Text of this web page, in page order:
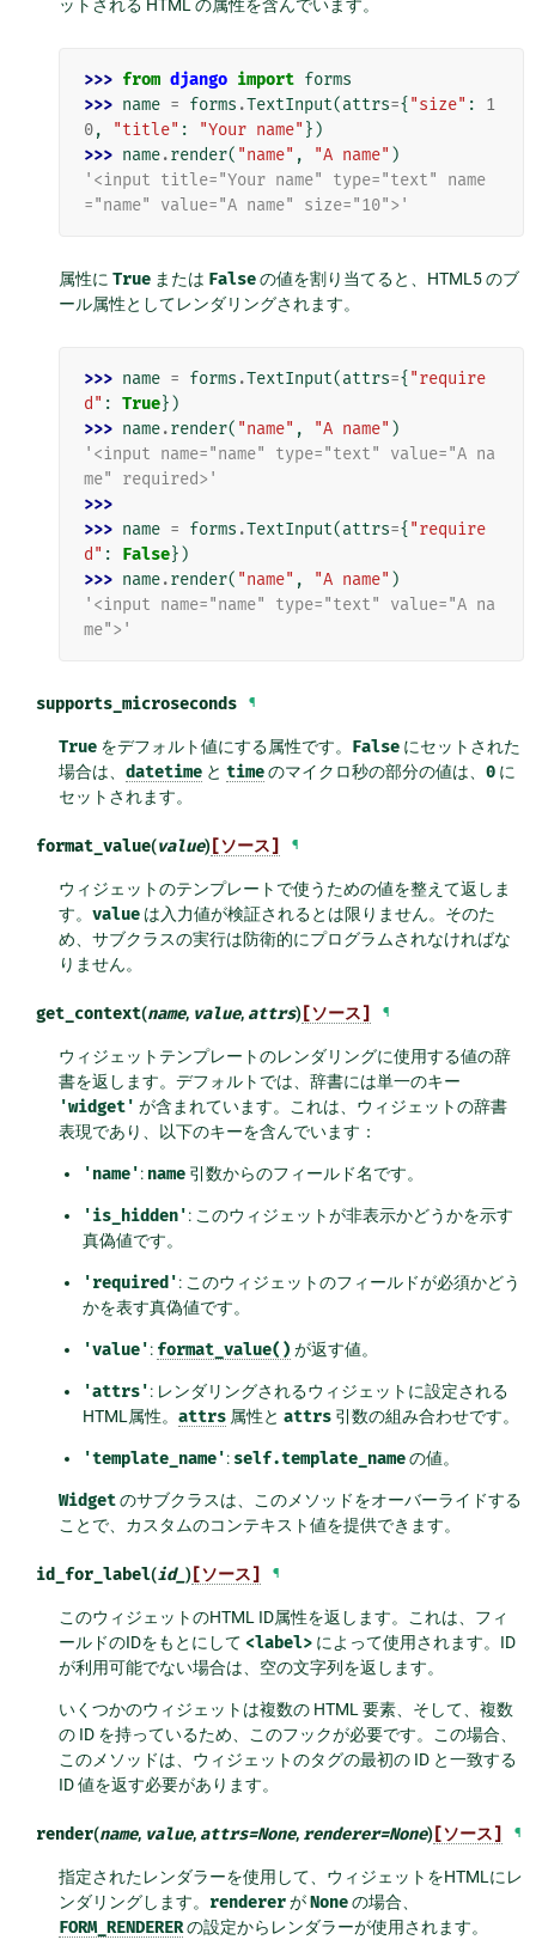
ットされる HTML の属性を含んでいます。
>>> from django import forms
>>> name = forms .TextInput(attrs={ "size" :
1
0, "title" : "Your name" })
>>> name.render( "name" , "A name" )
'<input title="Your name" type="text" name
="name" value="A name" size="10">'
属性にTrue または Falseの値を割り当てると、HTML5 のブ
ール属性としてレンダリングされます。
>>> name = forms .TextInput(attrs={ "require
d" : True})
>>> name.render( "name" , "A name" )
'<input name="name" type="text" value="A na
me" required>'
>>>
>>> name = forms .TextInput(attrs={ "require
d" : False})
>>> name.render( "name" , "A name" )
'<input name="name" type="text" value="A na
me">'
supports_microseconds ¶
True をデフォルト値にする属性です。 False にセットされた
場合は、datetime とtimeのマイクロ秒の部分の値は、0 に
セットされます。
format_value(value)[ソース] ¶
ウィジェットのテンプレートで使うための値を整えて返しま
す。value は入力値が検証されるとは限りません。そのた
め、サブクラスの実行は防衛的にプログラムされなければな
りません。
get_context(name, value, attrs)[ソース] ¶
ウィジェットテンプレートのレンダリングに使用する値の辞
書を返します。デフォルトでは、辞書には単一のキー
'widget' が含まれています。これは、ウィジェットの辞書
表現であり、以下のキーを含んでいます：
'name': name 引数からのフィールド名です。
'is_hidden': このウィジェットが非表示かどうかを示す
真偽値です。
'required': このウィジェットのフィールドが必須かどう
かを表す真偽値です。
'value': format_value() が返す値。
'attrs': レンダリングされるウィジェットに設定される
HTML属性。attrs 属性とattrs 引数の組み合わせです。
'template_name': self.template_nameの値。
Widgetのサブクラスは、このメソッドをオーバーライドする
ことで、カスタムのコンテキスト値を提供できます。
id_for_label(id_ )[ソース] ¶
このウィジェットのHTML ID属性を返します。これは、フィ
ールドのIDをもとにして <label> によって使用されます。ID
が利用可能でない場合は、空の文字列を返します。
いくつかのウィジェットは複数の HTML 要素、そして、複数
の ID を持っているため、このフックが必要です。この場合、
このメソッドは、ウィジェットのタグの最初の ID と一致する
ID 値を返す必要があります。
render(name, value, attrs=None, renderer=None)[ソース] ¶
指定されたレンダラーを使用して、ウィジェットをHTMLにレ
ンダリングします。 rendererがNoneの場合、
FORM_RENDERERの設定からレンダラーが使用されます。